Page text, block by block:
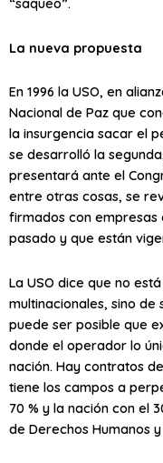
La nueva propuesta
En 1996 la USO, en
Nacional de Paz que
la insurgencia sacar el
se desarrolló la
presentará ante el
entre otras cosas, se
firmados con empresas
pasado y que están
La USO dice que no
multinacionales, sino de
puede ser posible que
donde el operador lo
nación. Hay contratos
tiene los campos a
70 % y la nación con el
de Derechos Humanos y